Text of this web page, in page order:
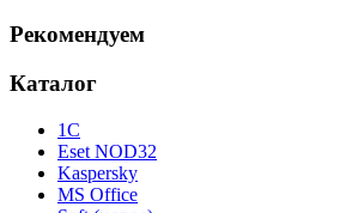
Рекомендуем
Каталог
1С
Eset NOD32
Kaspersky
MS Office